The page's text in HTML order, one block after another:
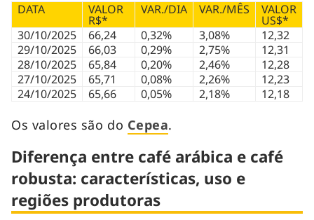
DATA VALOR
R$*
VAR./DIA VAR./MÊS VALOR
US$*
30/10/2025
66,24 0,32% 3,08%
12,32
29/10/2025
66,03 0,29% 2,75%
12,31
28/10/2025
65,84 0,20% 2,46%
12,28
27/10/2025
65,71 0,08% 2,26%
12,23
24/10/2025
65,66 0,05% 2,18% 12,18
Os valores são do Cepea.
Diferença entre café arábica e café
robusta: características, uso e
regiões produtoras